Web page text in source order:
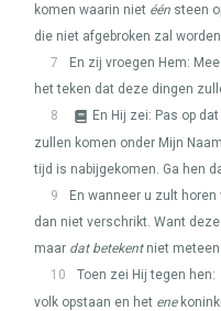
komen waarin niet één steen
die niet afgebroken zal
7
En zij vroegen Hem:
het teken dat deze dingen
8
En Hij zei: Pas op
zullen komen onder Mijn
tijd is nabijgekomen. Ga hen
9
En wanneer u zult
dan niet verschrikt. Want
maar dat betekentniet meteen
10
Toen zei Hij tegen hen:
volk opstaan en het ene